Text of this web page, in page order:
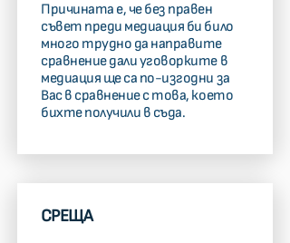
Причината е, че без правен
съвет преди медиация би било
много трудно да направите
сравнение дали уговорките в
медиация ще са по-изгодни за
Вас в сравнение с това, което
бихте получили в съда.
СРЕЩА